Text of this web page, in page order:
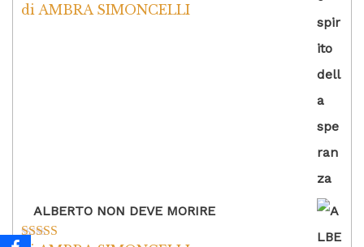
Valutato5su
di AMBRA SIMONCELLI
ALBERTO NON DEVE MORIRE